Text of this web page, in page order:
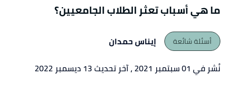
ما هي أسباب تعثر الطلاب الجامعيين؟
أسئلة شائعة
إيناس حمدان
نُشر في 01 سبتمبر 2021
، آخر تحديث 13 ديسمبر 2022